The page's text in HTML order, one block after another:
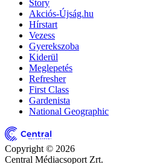
Story
Akciós-Újság.hu
Hírstart
Vezess
Gyerekszoba
Kiderül
Meglepetés
Refresher
First Class
Gardenista
National Geographic
Copyright © 2026
Central Médiacsoport Zrt.